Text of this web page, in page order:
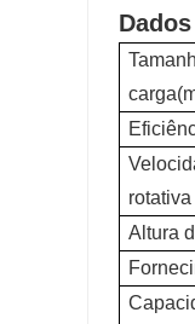
rotativa
Altura